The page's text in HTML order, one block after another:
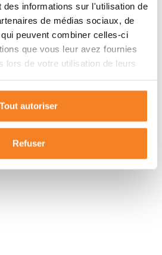
des informations sur l'utilisation de
de médias sociaux, de
peuvent combiner celles-ci
que vous leur avez fournies
lors de votre utilisation de leurs
Tout autoriser
Refuser